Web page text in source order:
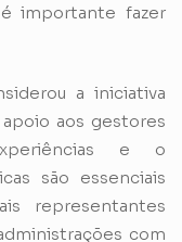
importante fazer
a iniciativa
aos gestores
e o
são essenciais
representantes
com